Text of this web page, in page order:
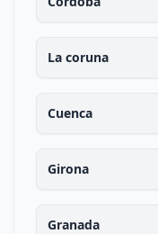
La coruna
Cuenca
Girona
Granada